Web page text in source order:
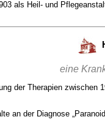
als Heil- und
eine
der Therapien zwischen
an der Diagnose